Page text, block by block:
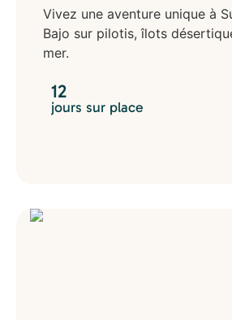
Vivez une aventure unique à
Bajo sur pilotis, îlots
mer.
12
jours sur place